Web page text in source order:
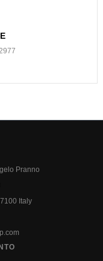
Pranno
Italy